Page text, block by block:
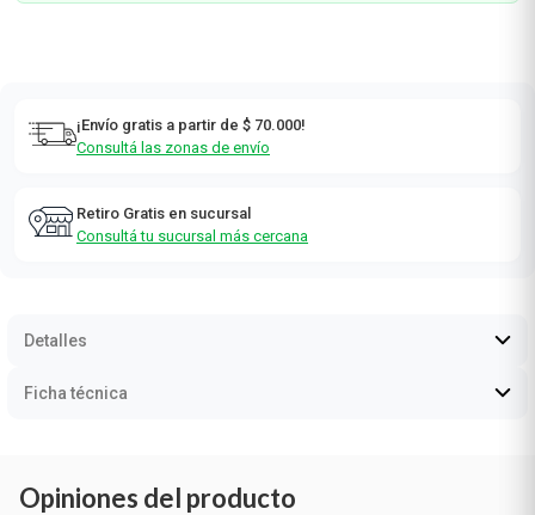
¡Envío gratis a partir de $ 70.000!
Consultá las zonas de envío
Retiro Gratis en sucursal
Consultá tu sucursal más cercana
Detalles
Ficha técnica
Opiniones del producto